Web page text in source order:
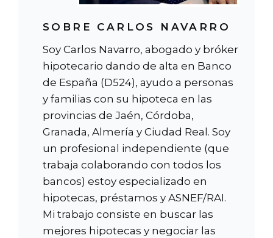
SOBRE CARLOS NAVARRO
Soy Carlos Navarro, abogado y bróker
hipotecario dando de alta en Banco
de España (D524), ayudo a personas
y familias con su hipoteca en las
provincias de Jaén, Córdoba,
Granada, Almería y Ciudad Real. Soy
un profesional independiente (que
trabaja colaborando con todos los
bancos) estoy especializado en
hipotecas, préstamos y ASNEF/RAI.
Mi trabajo consiste en buscar las
mejores hipotecas y negociar las